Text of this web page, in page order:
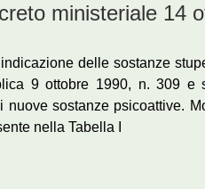
ministeriale 14
delle sostanze
9 ottobre 1990, n. 309 e
sostanze psicoattive.
nella Tabella I